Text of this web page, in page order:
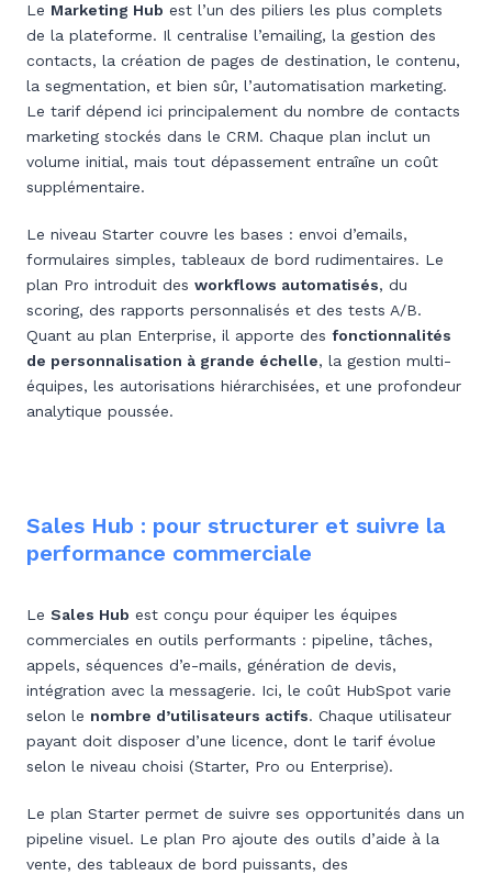
Le Marketing Hub est l’un des piliers les plus complets
de la plateforme. Il centralise l’emailing, la gestion des
contacts, la création de pages de destination, le contenu,
la segmentation, et bien sûr, l’automatisation marketing.
Le tarif dépend ici principalement du nombre de contacts
marketing stockés dans le CRM. Chaque plan inclut un
volume initial, mais tout dépassement entraîne un coût
supplémentaire.
Le niveau Starter couvre les bases : envoi d’emails,
formulaires simples, tableaux de bord rudimentaires. Le
plan Pro introduit des workflows automatisés, du
scoring, des rapports personnalisés et des tests A/B.
Quant au plan Enterprise, il apporte des fonctionnalités
de personnalisation à grande échelle, la gestion multi-
équipes, les autorisations hiérarchisées, et une profondeur
analytique poussée.
Sales Hub : pour structurer et suivre la
performance commerciale
Le Sales Hub est conçu pour équiper les équipes
commerciales en outils performants : pipeline, tâches,
appels, séquences d’e-mails, génération de devis,
intégration avec la messagerie. Ici, le coût HubSpot varie
selon le nombre d’utilisateurs actifs. Chaque utilisateur
payant doit disposer d’une licence, dont le tarif évolue
selon le niveau choisi (Starter, Pro ou Enterprise).
Le plan Starter permet de suivre ses opportunités dans un
pipeline visuel. Le plan Pro ajoute des outils d’aide à la
vente, des tableaux de bord puissants, des